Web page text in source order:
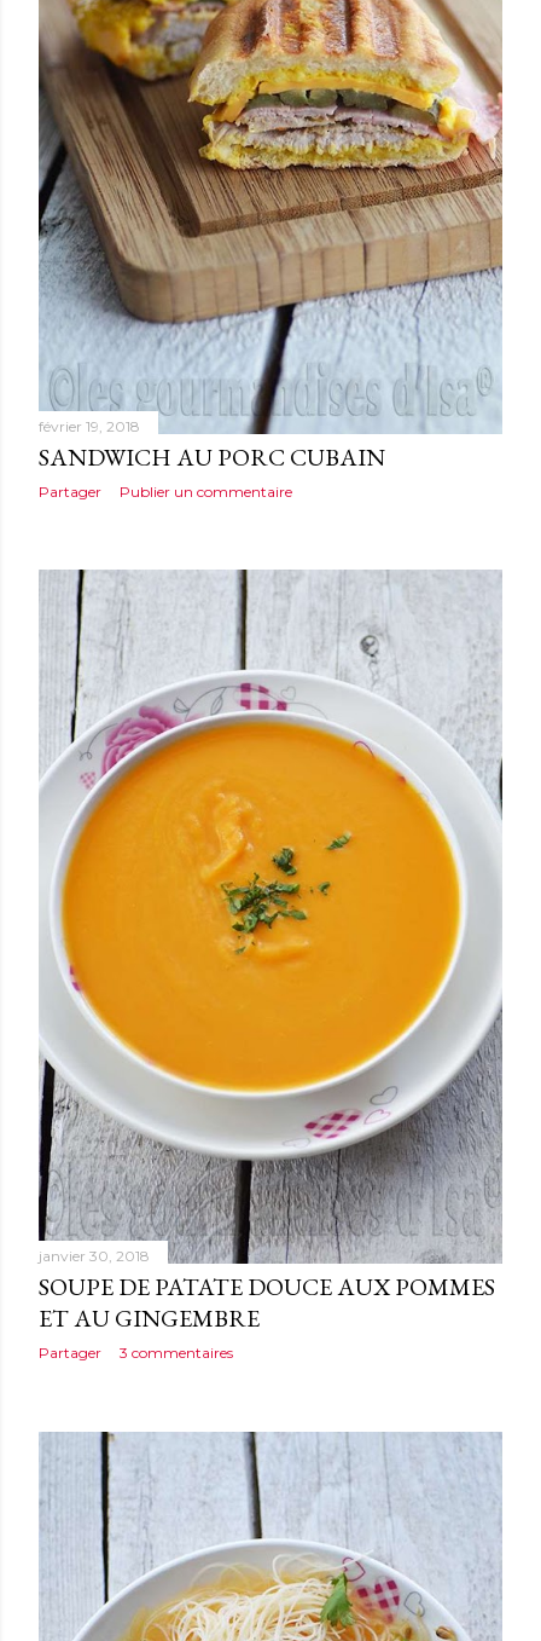
février 19, 2018
SANDWICH AU PORC CUBAIN
Partager Publier un commentaire
janvier 30, 2018
SOUPE DE PATATE DOUCE AUX POMMES
ET AU GINGEMBRE
Partager 3 commentaires